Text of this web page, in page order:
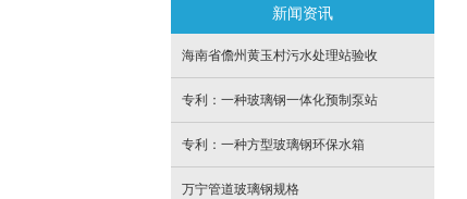
新闻资讯
海南省儋州黄玉村污水处理站验收
专利：一种玻璃钢一体化预制泵站
专利：一种方型玻璃钢环保水箱
万宁管道玻璃钢规格